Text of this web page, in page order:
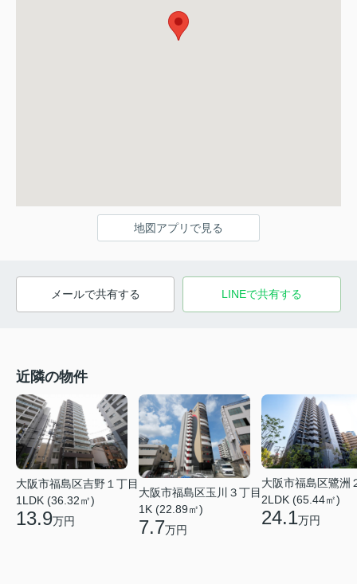
地図アプリで見る
メールで共有する LINEで共有する
近隣の物件
大阪市福島区吉野１丁目
1LDK (36.32㎡)
13.9万円
大阪市福島区玉川３丁目
1K (22.89㎡)
7.7万円
大阪市福島区鷺洲
2LDK (65.44㎡)
24.1万円